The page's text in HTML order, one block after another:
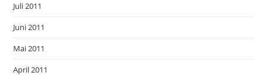
Juli 2011
Juni 2011
Mai 2011
April 2011